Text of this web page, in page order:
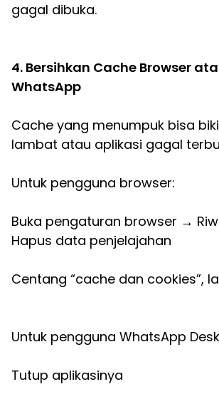
gagal dibuka.
4. Bersihkan Cache Browser
WhatsApp
Cache yang menumpuk bisa
lambat atau aplikasi gagal
Untuk pengguna browser:
Buka pengaturan browser →
Hapus data penjelajahan
Centang “cache dan cookies”,
Untuk pengguna WhatsApp
Tutup aplikasinya